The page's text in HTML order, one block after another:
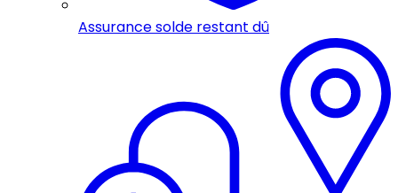
Assurance solde restant dû